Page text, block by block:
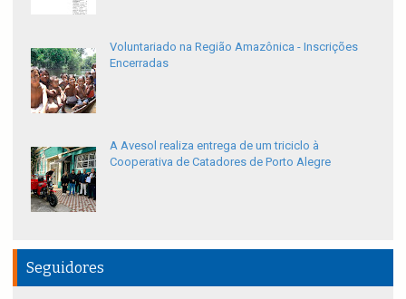
Voluntariado na Região Amazônica - Inscrições
Encerradas
A Avesol realiza entrega de um triciclo à
Cooperativa de Catadores de Porto Alegre
Seguidores